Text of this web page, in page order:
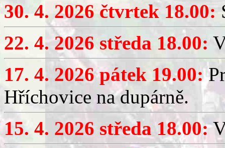
30. 4. 2026 čtvrtek 18.00:
22. 4. 2026 středa 18.00:
17. 4. 2026 pátek 19.00:
Hříchovice na dupárně.
15. 4. 2026 středa 18.00: